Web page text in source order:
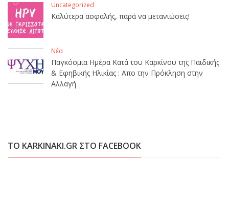
Uncategorized
Καλύτερα ασφαλής, παρά να μετανιώσεις!
Νέα
Παγκόσμια Ημέρα Κατά του Καρκίνου της Παιδικής
& Εφηβικής Ηλικίας : Απο την Πρόκληση στην
Αλλαγή
ΤΟ KARKINAKI.GR ΣΤΟ FACEBOOK